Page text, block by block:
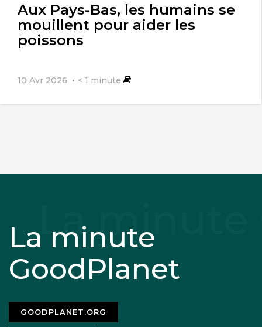
Aux Pays-Bas, les humains se
mouillent pour aider les
poissons
10 Avr 2026 < 1 minute
La minute
GoodPlanet
GOODPLANET.ORG